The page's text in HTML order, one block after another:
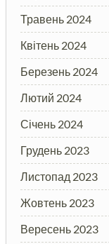
Травень 2024
Квітень 2024
Березень 2024
Лютий 2024
Січень 2024
Грудень 2023
Листопад 2023
Жовтень 2023
Вересень 2023